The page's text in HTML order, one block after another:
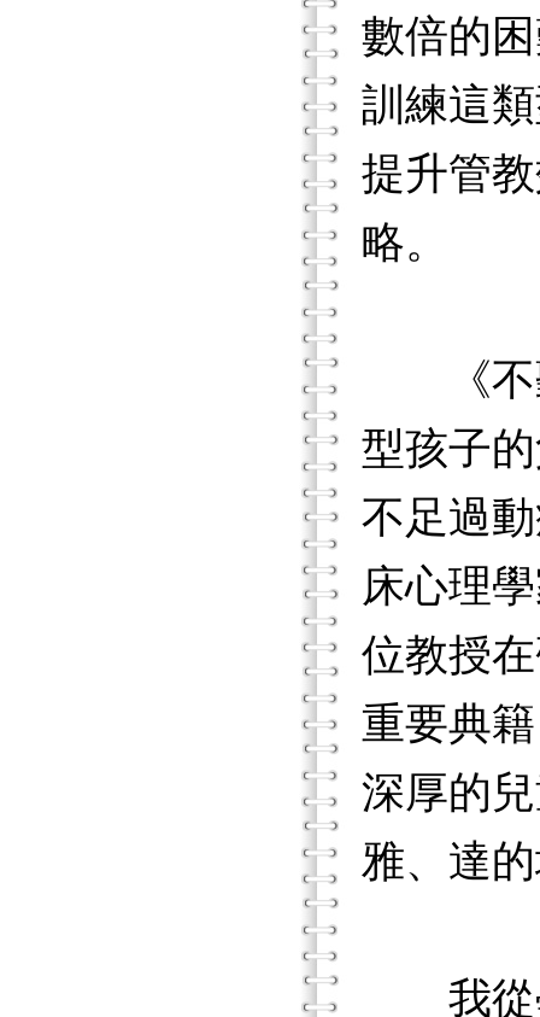
數倍的
訓練這
提升管
略。
《不聽
型孩子
不足過
床心理
位教授
重要典
深厚的
雅、達
我從學